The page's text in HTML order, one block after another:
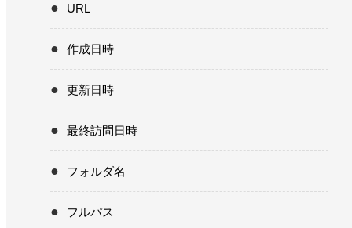
URL
作成日時
更新日時
最終訪問日時
フォルダ名
フルパス